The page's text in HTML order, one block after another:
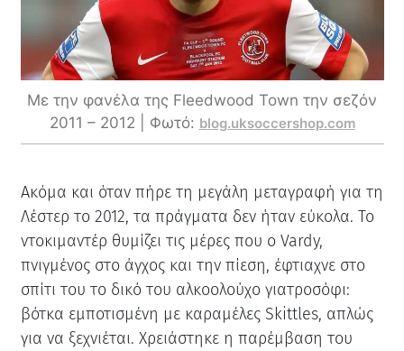
Με την φανέλα της Fleedwood Town την σεζόν
2011 – 2012 | Φωτό: blog.uksoccershop.com
Ακόμα και όταν πήρε τη μεγάλη μεταγραφή για τη
Λέστερ το 2012, τα πράγματα δεν ήταν εύκολα. Το
ντοκιμαντέρ θυμίζει τις μέρες που ο Vardy,
πνιγμένος στο άγχος και την πίεση, έφτιαχνε στο
σπίτι του το δικό του αλκοολούχο γιατροσόφι:
βότκα εμποτισμένη με καραμέλες Skittles, απλώς
για να ξεχνιέται. Χρειάστηκε η παρέμβαση του